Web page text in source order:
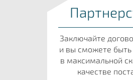
Заключайте
и вы сможете
в максимальной
качестве